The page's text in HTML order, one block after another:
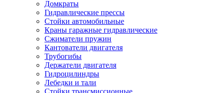
Домкраты
Гидравлические прессы
Стойки автомобильные
Краны гаражные гидравлические
Сжиматели пружин
Кантователи двигателя
Трубогибы
Держатели двигателя
Гидроцилиндры
Лебедки и тали
Стойки трансмиссионные